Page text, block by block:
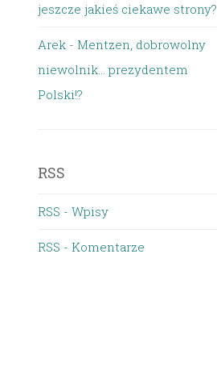
jeszcze jakieś ciekawe strony?
Arek - Mentzen, dobrowolny
niewolnik… prezydentem
Polski!?
RSS
RSS - Wpisy
RSS - Komentarze